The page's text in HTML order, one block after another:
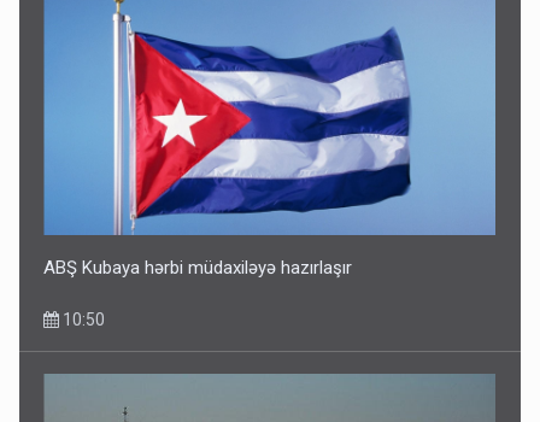
ABŞ Kubaya hərbi müdaxiləyə hazırlaşır
10:50